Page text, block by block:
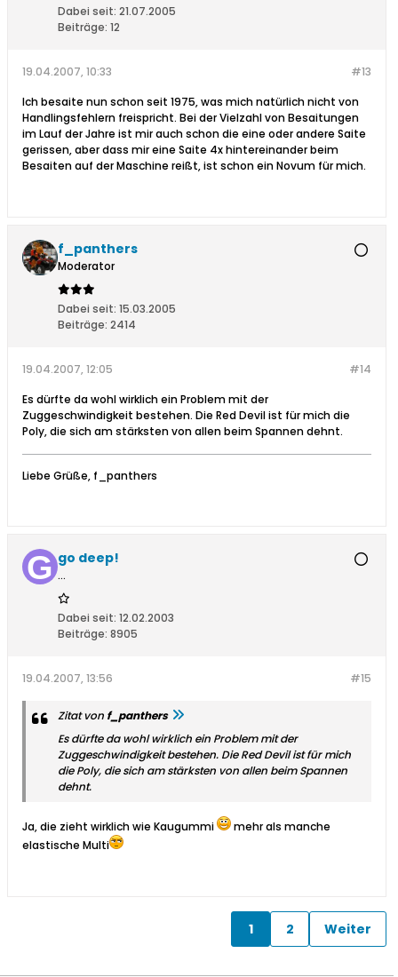
Dabei seit: 21.07.2005
Beiträge: 12
#13
19.04.2007, 10:33
Ich besaite nun schon seit 1975, was mich natürlich nicht von
Handlingsfehlern freispricht. Bei der Vielzahl von Besaitungen
im Lauf der Jahre ist mir auch schon die eine oder andere Saite
gerissen, aber dass mir eine Saite 4x hintereinander beim
Besaiten auf der Maschine reißt, ist schon ein Novum für mich.
f_panthers
Moderator
Dabei seit: 15.03.2005
Beiträge: 2414
#14
19.04.2007, 12:05
Es dürfte da wohl wirklich ein Problem mit der
Zuggeschwindigkeit bestehen. Die Red Devil ist für mich die
Poly, die sich am stärksten von allen beim Spannen dehnt.
Liebe Grüße, f_panthers
go deep!
...
Dabei seit: 12.02.2003
Beiträge: 8905
#15
19.04.2007, 13:56
Zitat von f_panthers
Es dürfte da wohl wirklich ein Problem mit der
Zuggeschwindigkeit bestehen. Die Red Devil ist für mich
die Poly, die sich am stärksten von allen beim Spannen
dehnt.
Ja, die zieht wirklich wie Kaugummi
mehr als manche
elastische Multi
1 2 Weiter